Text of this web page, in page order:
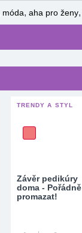
móda, aha pro ženy,
TRENDY A STYL
Závěr pedikúry
doma - Pořádně
promazat!